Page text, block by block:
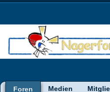
Foren
Medien